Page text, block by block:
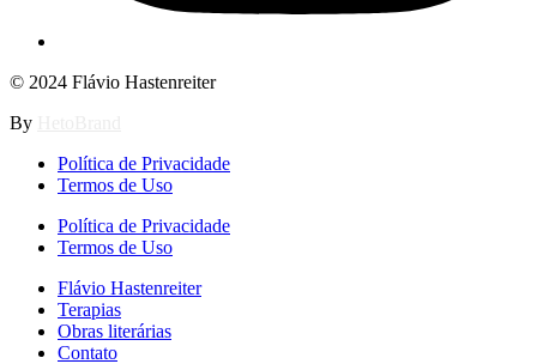
© 2024 Flávio Hastenreiter
By
Política de Privacidade
Termos de Uso
Política de Privacidade
Termos de Uso
Flávio Hastenreiter
Terapias
Obras literárias
Contato